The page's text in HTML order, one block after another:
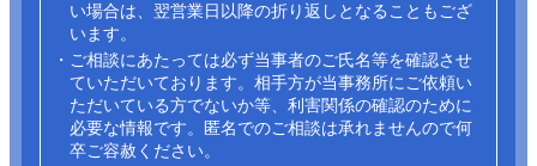
い場合は、翌営業日以降の折り返しとなることもござ
います。
・ご相談にあたっては必ず当事者のご氏名等を確認させ
ていただいております。相手方が当事務所にご依頼い
ただいている方でないか等、利害関係の確認のために
必要な情報です。匿名でのご相談は承れませんので何
卒ご容赦ください。​